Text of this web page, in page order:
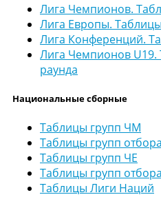
Лига Чемпионов.
Лига Европы.
Лига Конференций.
Лига Чемпионов U19.
раунда
Национальные сборные
Таблицы групп ЧМ
Таблицы групп
Таблицы групп ЧЕ
Таблицы групп
Таблицы Лиги Наций